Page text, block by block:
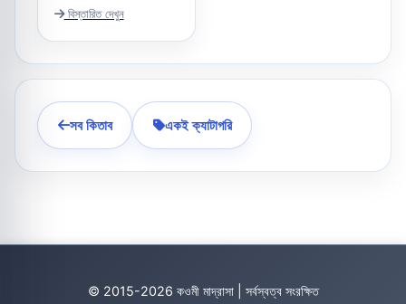
বিস্তারিত দেখুন
সব কিতাব একই ক্যাটাগরি
© 2015-2026 কওমী মাদ্রাসা | সর্বস্বত্ব সংরক্ষিত